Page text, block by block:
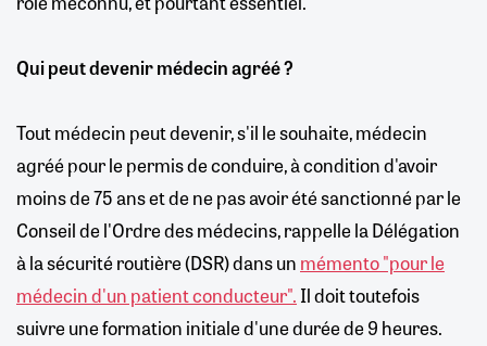
Qui peut devenir médecin agréé ?
Tout médecin peut devenir, s'il le souhaite, médecin
agréé pour le permis de conduire, à condition d'avoir
moins de 75 ans et de ne pas avoir été sanctionné par le
Conseil de l'Ordre des médecins, rappelle la Délégation
à la sécurité routière (DSR) dans un mémento "pour le
médecin d'un patient conducteur". Il doit toutefois
suivre une formation initiale d'une durée de 9 heures.